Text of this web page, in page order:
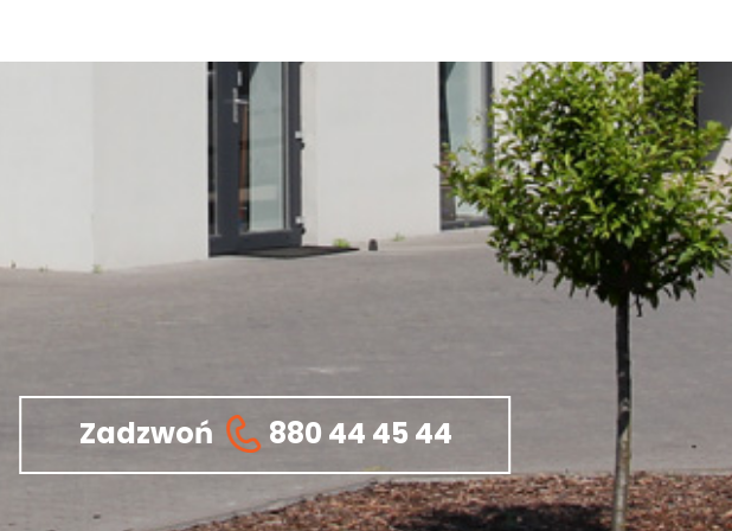
Zadzwoń 880 44 45 44